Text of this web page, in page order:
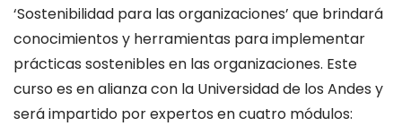
‘Sostenibilidad para las organizaciones’ que brindará
conocimientos y herramientas para implementar
prácticas sostenibles en las organizaciones. Este
curso es en alianza con la Universidad de los Andes y
será impartido por expertos en cuatro módulos: